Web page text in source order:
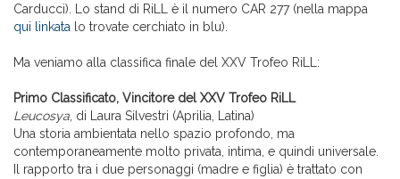
Carducci). Lo stand di RiLL è il numero CAR 277 (nella mappa
qui linkata lo trovate cerchiato in blu).
Ma veniamo alla classifica finale del XXV Trofeo RiLL:
Primo Classificato, Vincitore del XXV Trofeo RiLL
Leucosya , di Laura Silvestri (Aprilia, Latina)
Una storia ambientata nello spazio profondo, ma
contemporaneamente molto privata, intima, e quindi universale.
Il rapporto tra i due personaggi (madre e figlia) è trattato con